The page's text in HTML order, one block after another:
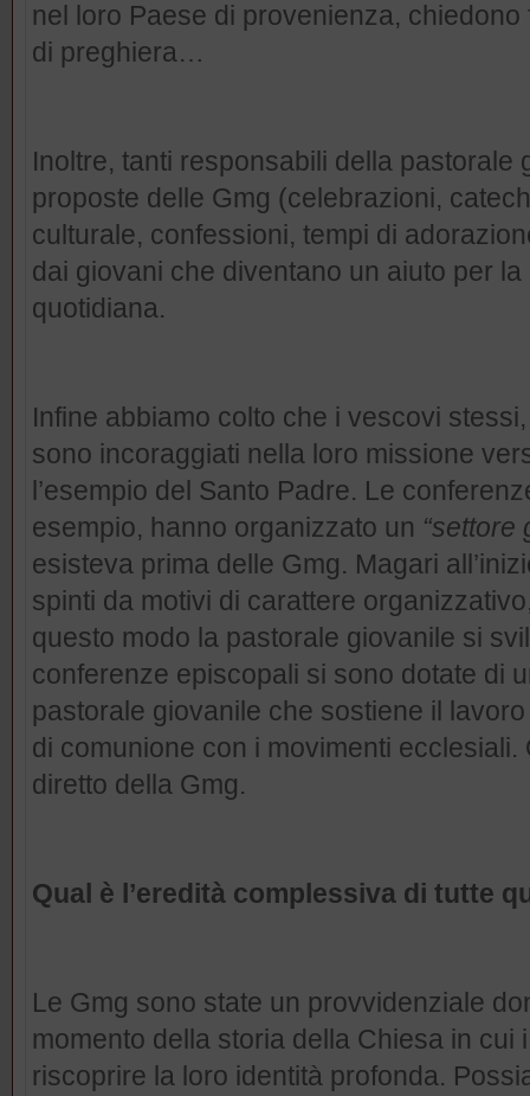
nel loro Paese di provenienza,
di preghiera…
Inoltre, tanti responsabili della pastorale
proposte delle Gmg (celebrazioni,
culturale, confessioni, tempi di
dai giovani che diventano un aiuto per
quotidiana.
Infine abbiamo colto che i vescovi
sono incoraggiati nella loro missione
l’esempio del Santo Padre. Le
esempio, hanno organizzato un “settore
esisteva prima delle Gmg. Magari
spinti da motivi di carattere
questo modo la pastorale giovanile si
conferenze episcopali si sono dotate di
pastorale giovanile che sostiene il
di comunione con i movimenti
diretto della Gmg.
Qual è l’eredità complessiva di tutte
Le Gmg sono state un provvidenziale
momento della storia della Chiesa in cui
riscoprire la loro identità profonda.